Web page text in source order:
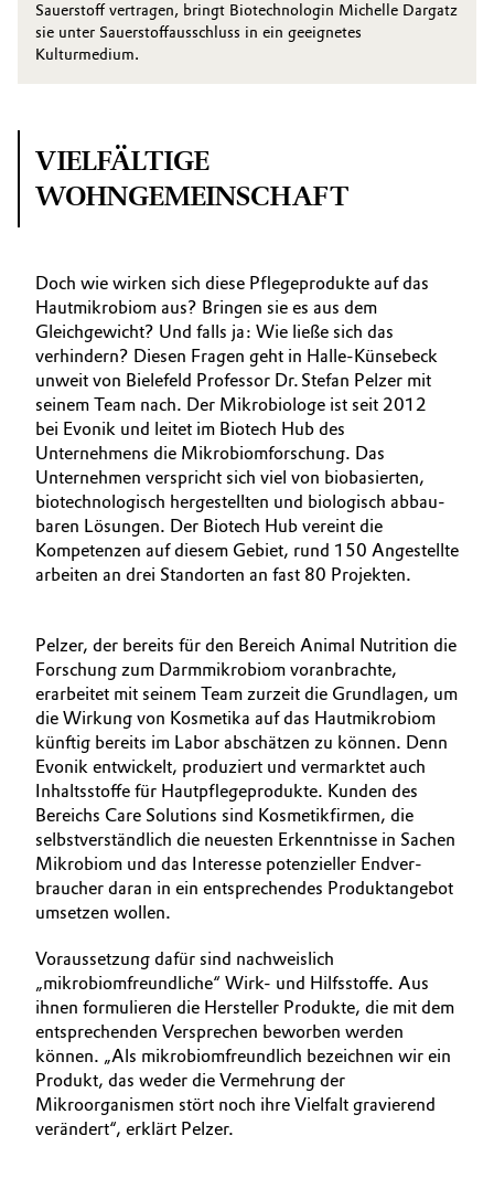
Sauerstoff vertragen, bringt Biotechnologin Michelle ­Dargatz
sie unter Sauerstoffausschluss in ein geeignetes
Kulturmedium.
VIELFÄLTIGE
WOHNGEMEINSCHAFT
Doch wie wirken sich diese Pflegeprodukte auf das
Hautmikrobiom aus? Bringen sie es aus dem
Gleichgewicht? Und falls ja: Wie ließe sich das
verhindern? Diesen Fragen geht in Halle-Künsebeck
unweit von Bielefeld Professor Dr. Stefan Pelzer mit
seinem Team nach. Der Mikro­biologe ist seit 2012
bei ­Evonik und leitet im Biotech Hub des
Unternehmens die Mikro­biomforschung. Das
Unternehmen verspricht sich viel von biobasierten,
biotechnologisch hergestellten und biologisch abbau­
baren Lösungen. Der Biotech Hub vereint die
Kompetenzen auf diesem Gebiet, rund 150 Angestellte
arbeiten an drei Standorten an fast 80 Projekten.
Pelzer, der bereits für den Bereich Animal Nutrition die
Forschung zum Darmmikrobiom voranbrachte,
erarbeitet mit seinem Team zurzeit die Grundlagen, um
die Wirkung von Kosmetika auf das Hautmikrobiom
künftig bereits im Labor abschätzen zu können. Denn
­Evonik entwickelt, produziert und vermarktet auch
Inhaltsstoffe für Hautpflegeprodukte. Kunden des
Bereichs Care Solutions sind Kosmetikfirmen, die
selbstverständlich die neuesten Erkenntnisse in Sachen
Mikrobiom und das Interesse potenzieller Endver­
braucher daran in ein entsprechendes Produktangebot
umsetzen wollen.
Voraussetzung dafür sind nachweislich
„mikrobiomfreundliche“ Wirk- und Hilfsstoffe. Aus
ihnen formulieren die Hersteller Produkte, die mit dem
entsprechenden Versprechen beworben werden
können. „Als mikrobiomfreundlich bezeichnen wir ein
Produkt, das weder die Vermehrung der
Mikroorganismen stört noch ihre Vielfalt gravierend
verändert“, erklärt Pelzer.